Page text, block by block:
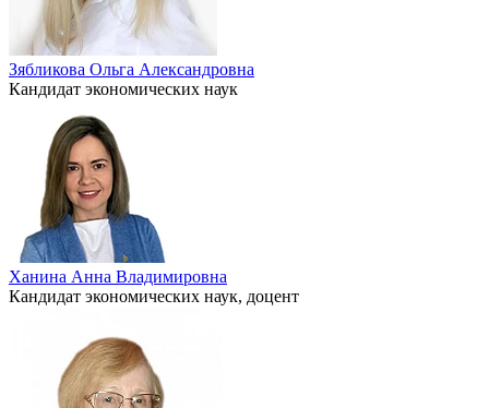
Зябликова Ольга Александровна
Кандидат экономических наук
Ханина Анна Владимировна
Кандидат экономических наук, доцент